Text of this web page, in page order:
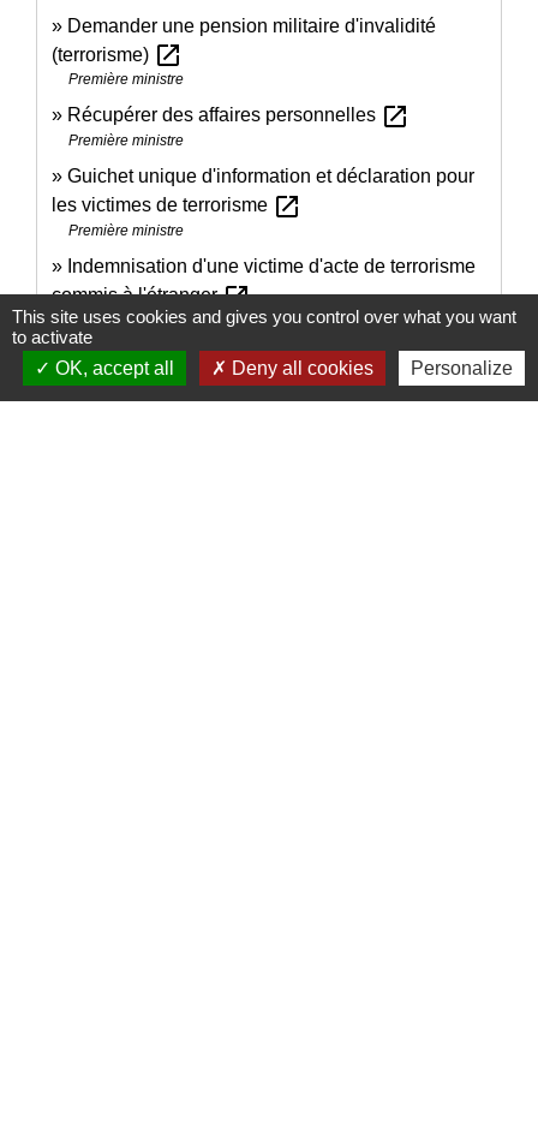
Demander une pension militaire d'invalidité
(terrorisme) open_in_new
Première ministre
Récupérer des affaires personnelles open_in_new
Première ministre
Guichet unique d'information et déclaration pour
les victimes de terrorisme open_in_new
Première ministre
Indemnisation d'une victime d'acte de terrorisme
commis à l'étrangeropen_in_new
Fonds de garantie des victimes des actes de terrorisme et d'autres
infractions
Indemnisation d'une victime d'acte de terrorisme
commis en Franceopen_in_new
This site uses cookies and gives you control over what you want
to activate
OK, accept all
Deny all cookies Personalize